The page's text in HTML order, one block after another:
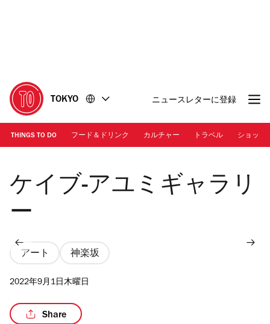
に
移
動
移
動
TOKYO ニュースレターに登録
THINGS TO DO フード＆ドリンク カルチャー トラベル ショッピ
Photo: Yulia Skogoreva | Ari Saarto "Tranquillity" 展示風景
ケイブ-アユミギャラリ
ー
アート 神楽坂
2022年9月1日木曜日
Share